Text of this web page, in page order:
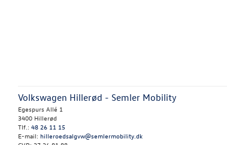
Volkswagen Hillerød - Semler Mobility
Egespurs Allé 1
3400 Hillerød
Tlf.: 48 26 11 15
E-mail: hilleroedsalgvw@semlermobility.dk